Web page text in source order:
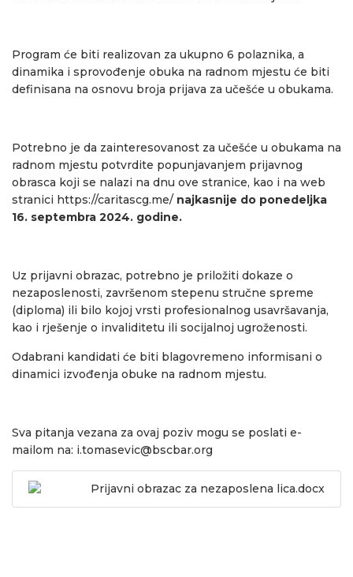
Program će biti realizovan za ukupno 6 polaznika, a
dinamika i sprovođenje obuka na radnom mjestu će biti
definisana na osnovu broja prijava za učešće u obukama.
Potrebno je da zainteresovanost za učešće u obukama na
radnom mjestu potvrdite popunjavanjem prijavnog
obrasca koji se nalazi na dnu ove stranice, kao i na web
stranici https://caritascg.me/ najkasnije do ponedeljka
16. septembra 2024. godine.
Uz prijavni obrazac, potrebno je priložiti dokaze o
nezaposlenosti, završenom stepenu stručne spreme
(diploma) ili bilo kojoj vrsti profesionalnog usavršavanja,
kao i rješenje o invaliditetu ili socijalnoj ugroženosti.
Odabrani kandidati će biti blagovremeno informisani o
dinamici izvođenja obuke na radnom mjestu.
Sva pitanja vezana za ovaj poziv mogu se poslati e-
mailom na: i.tomasevic@bscbar.org
Prijavni obrazac za nezaposlena lica.docx